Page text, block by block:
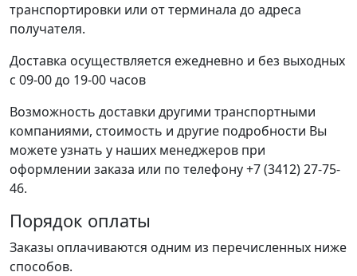
транспортировки или от терминала до адреса
получателя.
Доставка осуществляется ежедневно и без выходных
с 09-00 до 19-00 часов
Возможность доставки другими транспортными
компаниями, стоимость и другие подробности Вы
можете узнать у наших менеджеров при
оформлении заказа или по телефону +7 (3412) 27-75-
46.
Порядок оплаты
Заказы оплачиваются одним из перечисленных ниже
способов.